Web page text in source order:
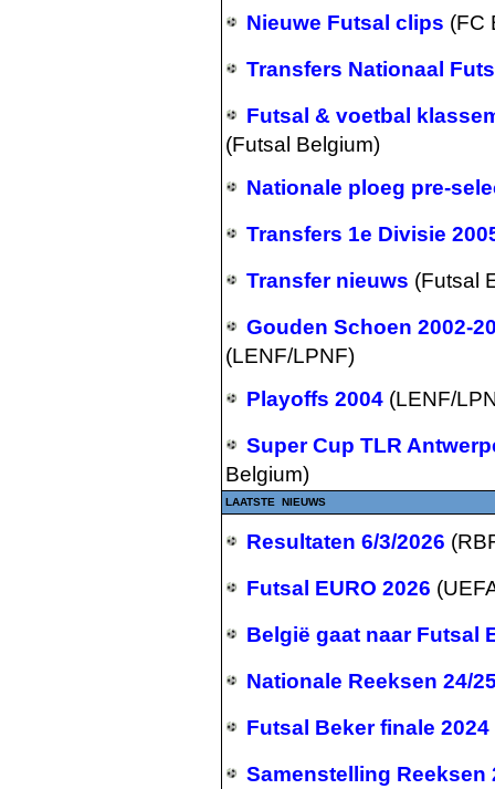
Nieuwe Futsal clips (FC
Transfers Nationaal
Futsal & voetbal
(Futsal Belgium)
Nationale ploeg pre-
Transfers 1e Divisie
Transfer nieuws (Futsal
Gouden Schoen 2002-
(LENF/LPNF)
Playoffs 2004 (LENF/
Super Cup TLR
Belgium)
LAATSTE NIEUWS
Resultaten 6/3/2026
Futsal EURO 2026
België gaat naar Futsal
Nationale Reeksen 24/
Futsal Beker finale 2024
Samenstelling Reeksen